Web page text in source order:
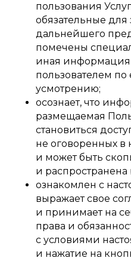
пользования
обязательные
дальнейшего
помечены
иная информация
пользователем по
усмотрению;
осознает, что
размещаемая
становиться
не оговоренных в
и может быть
и
ознакомлен с
выражает свое
и принимает на
права и
с условиями
и нажатие на